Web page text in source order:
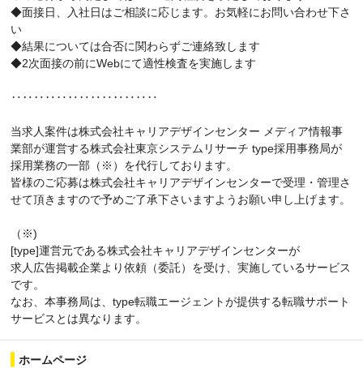
◆面接日、入社日はご相談に応じます。お気軽にお問い合わせ下さ
い
◆結果については合否に関わらずご連絡致します
◆2次面接の前にWebにて適性検査を実施します
‥‥‥‥‥‥‥‥‥‥‥‥‥
当求人案件は株式会社キャリアデザインセンター メディア情報事
業部が運営する株式会社東京システムリサーチ type採用事務局が
採用業務の一部（※）を代行しております。
皆様のご応募は株式会社キャリアデザインセンターで受理・管理さ
せて頂きますので予めご了承下さいますようお願い申し上げます。
（※)
[type]運営元である株式会社キャリアデザインセンターが
求人広告掲載企業より依頼（委託）を受け、実施しているサービス
です。
なお、本事務局は、type転職エージェントが提供する転職サポート
サービスとは異なります。
ホームページ